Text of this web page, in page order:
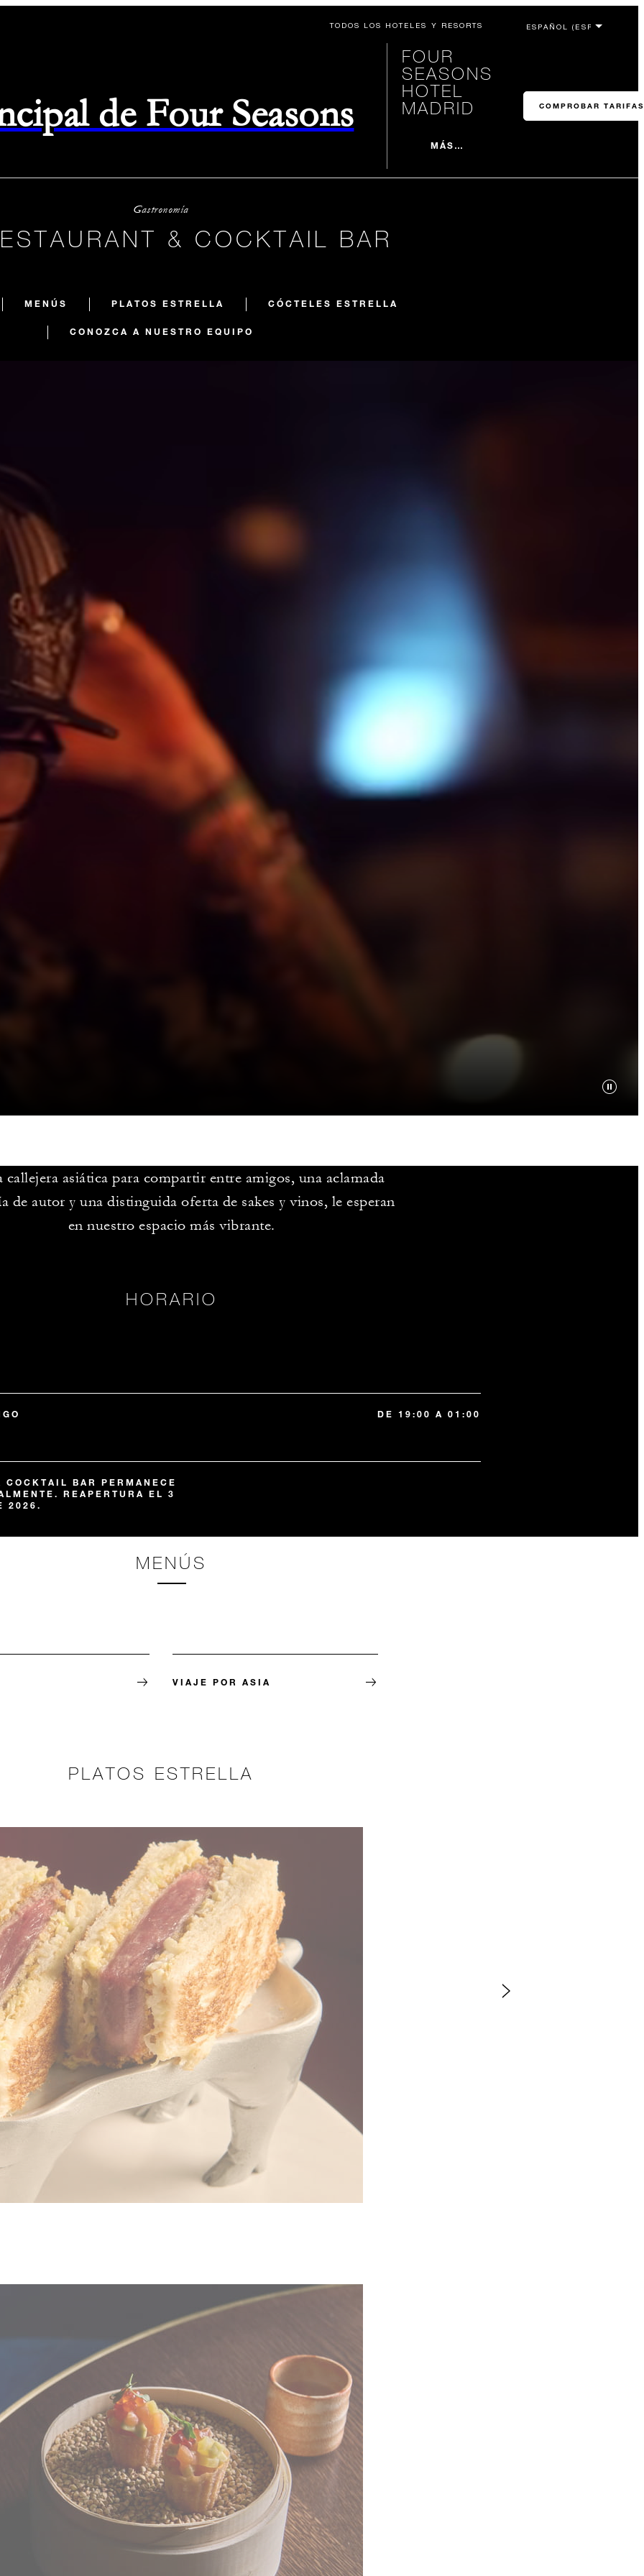
TODOS LOS HOTELES Y RESORTS
de Four Seasons
FOUR
SEASONS
HOTEL
MADRID
MÁS…
COMPROBAR TARIFAS
Gastronomía
& COCKTAIL BAR
MENÚS PLATOS ESTRELLA CÓCTELES ESTRELLA
CONOZCA A NUESTRO EQUIPO
callejera asiática para compartir entre amigos, una aclamada
de autor y una distinguida oferta de sakes y vinos, le esperan
en nuestro espacio más vibrante.
HORARIO
DE 19:00 A 01:00
COCKTAIL BAR PERMANECE
REAPERTURA EL 3
2026.
MENÚS
VIAJE POR ASIA
PLATOS ESTRELLA